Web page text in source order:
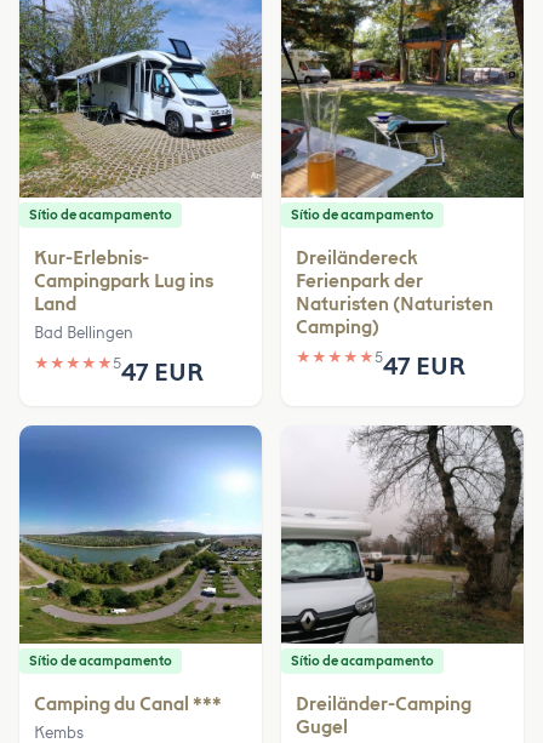
Sítio de acampamento
Kur-Erlebnis-
Campingpark Lug ins
Land
Bad Bellingen
★ ★ ★ ★ ★547 EUR
Sítio de acampamento
Dreiländereck
Ferienpark der
Naturisten (Naturisten
Camping)
★ ★ ★ ★ ★547 EUR
Sítio de acampamento
Camping du Canal ***
Kembs
Sítio de acampamento
Dreiländer-Camping
Gugel